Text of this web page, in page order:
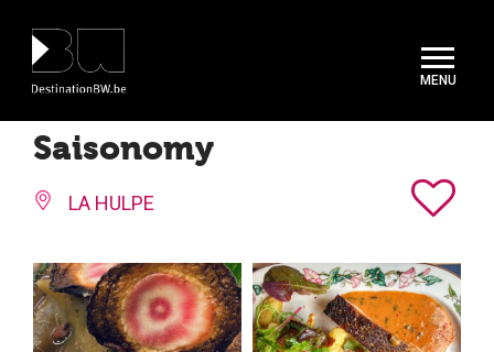
Saisonomy
LA HULPE